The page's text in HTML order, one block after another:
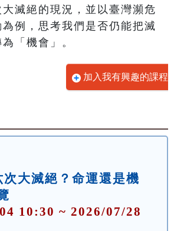
滅絕的現況，並以臺灣瀕危
例，思考我們是否仍能把滅
「機會」。
加入我有興趣的課程
次大滅絕？命運還是機
10:30 ~ 2026/07/28